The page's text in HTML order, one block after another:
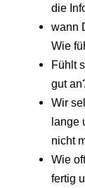
die
wann
Wie
Fühlt
gut
Wir
lange
nicht
Wie
fertig